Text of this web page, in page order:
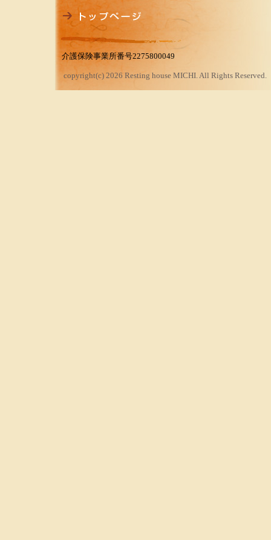
介護保険事業所番号2275800049
copyright(c) 2026 Resting house MICHI. All Rights Reserved.